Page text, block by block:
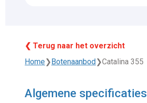
❮ Terug naar het overzicht
Home❯Botenaanbod❯Catalina 355
Algemene specificaties